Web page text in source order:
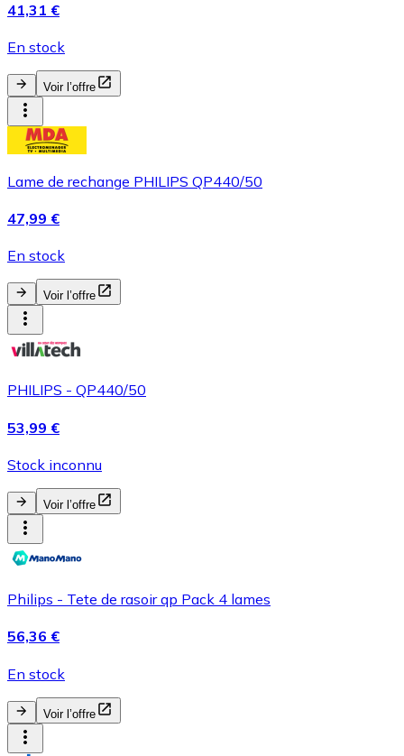
41,31 €
En stock
Voir l’offre
Lame de rechange PHILIPS QP440/50
47,99 €
En stock
Voir l’offre
PHILIPS - QP440/50
53,99 €
Stock inconnu
Voir l’offre
Philips - Tete de rasoir qp Pack 4 lames
56,36 €
En stock
Voir l’offre